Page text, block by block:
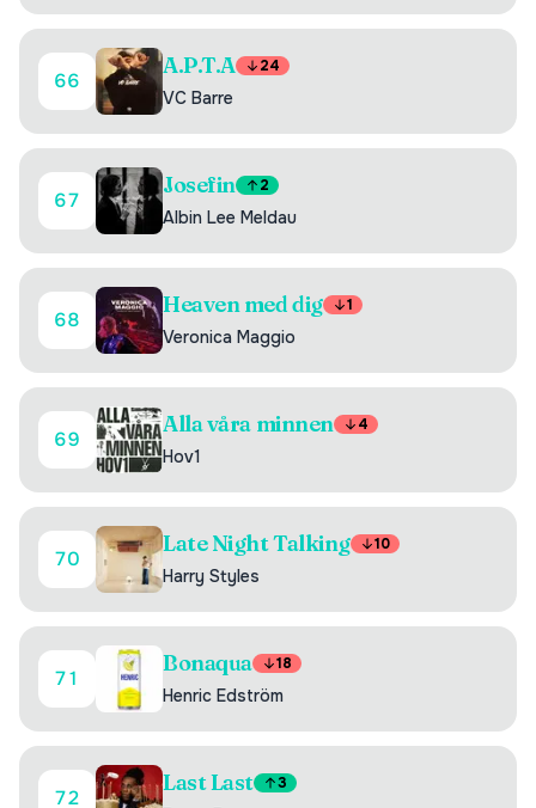
66
A.P.T.A 24
VC Barre
67
Josefin 2
Albin Lee Meldau
68
Heaven med dig 1
Veronica Maggio
69
Alla våra minnen 4
Hov1
70
Late Night Talking 10
Harry Styles
71
Bonaqua 18
Henric Edström
72
Last Last 3